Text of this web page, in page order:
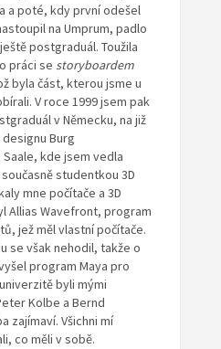
a poté, kdy první odešel
na Umprum, padlo
postgraduál. Toužila
práci se storyboardem
byla část, kterou jsme u
V roce 1999 jsem pak
v Německu, na již
designu Burg
kde jsem vedla
studentkou 3D
mne počítače a 3D
Allias Wavefront, program
jež měl vlastní počítače.
se však nehodil, takže o
program Maya pro
byli mými
Kolbe a Bernd
zajímaví. Všichni mí
co měli v sobě.